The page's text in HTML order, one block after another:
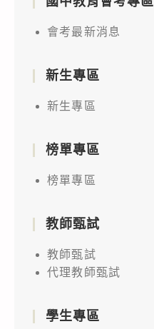
會考最新消息
新生專區
新生專區
榜單專區
榜單專區
教師甄試
教師甄試
代理教師甄試
學生專區